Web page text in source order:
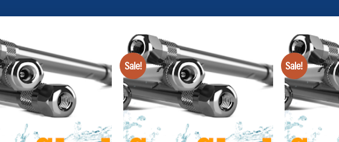
Add
to
wishlist
Sale! Add
to
wishlist
Sale!